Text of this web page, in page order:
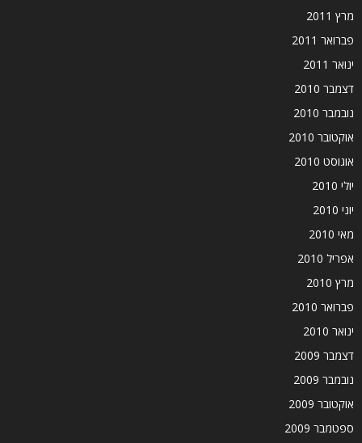
מרץ 2011
פברואר 2011
ינואר 2011
דצמבר 2010
נובמבר 2010
אוקטובר 2010
אוגוסט 2010
יולי 2010
יוני 2010
מאי 2010
אפריל 2010
מרץ 2010
פברואר 2010
ינואר 2010
דצמבר 2009
נובמבר 2009
אוקטובר 2009
ספטמבר 2009